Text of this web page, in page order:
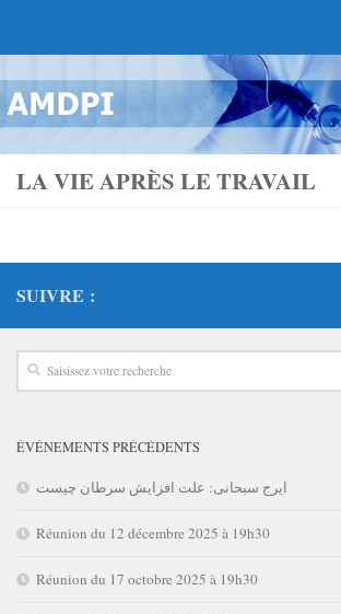
LA VIE APRÈS LE TRAVAIL
SUIVRE :
ÉVÉNEMENTS PRÉCÉDENTS
ایرج سبحانی: علت افزایش سرطان چیست
Réunion du 12 décembre 2025 à 19h30
Réunion du 17 octobre 2025 à 19h30